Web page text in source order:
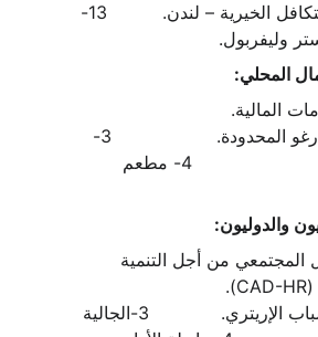
   12- جمعية التكافل الخيرية – لندن.          13-
وليفربول.
المحلي:
للخدمات المالية.
    2- سكاي كارغو المحدودة.                   3-
دوقا كوفي.                            4- مطعم
والدوليون:
المجتمعي من أجل التنمية
وحقوق الإنسان (CAD-HR).
  2- مجتمع الشباب الإريتري.             3-الجالية